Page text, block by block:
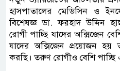
হাসপাতালের মেডিসিন ও
বিশেষজ্ঞ ডা. ফরহাদ উদ্দিন
রোগী পাচ্ছি যাদের অক্সিজেন
যাদের অক্সিজেন প্রয়োজন হয়
করছি। তরুণ রোগীও বেশি পাচ্ছি